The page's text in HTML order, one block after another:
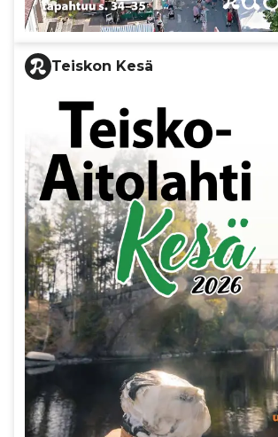
Teiskon Kesä